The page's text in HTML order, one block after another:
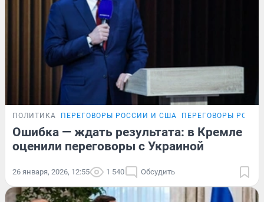
ПОЛИТИКА ПЕРЕГОВОРЫ РОССИИ И США ПЕРЕГОВОРЫ
Ошибка — ждать результата: в Кремле
оценили переговоры с Украиной
26 января, 2026, 12:55 1 540 Обсудить